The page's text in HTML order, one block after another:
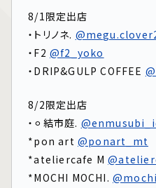
8/1限定出店
・トリノネ.
・F2 @f2_yoko
・DRIP&GULP COFFEE
8/2限定出店
・⚪︎結市庭.
*pon art @ponart_mt
*ateliercafe M
*MOCHI MOCHI.